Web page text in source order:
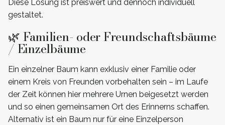
Diese Lösung ist preiswert und dennoch individuell
gestaltet.
🌿 Familien- oder Freundschaftsbäume
/ Einzelbäume
Ein einzelner Baum kann exklusiv einer Familie oder
einem Kreis von Freunden vorbehalten sein – im Laufe
der Zeit können hier mehrere Urnen beigesetzt werden
und so einen gemeinsamen Ort des Erinnerns schaffen.
Alternativ ist ein Baum nur für eine Einzelperson